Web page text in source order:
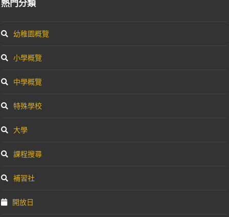
熱門分類
幼稚園概覽
小學概覽
中學概覽
特殊學校
大學
課程搜尋
補習社
開放日